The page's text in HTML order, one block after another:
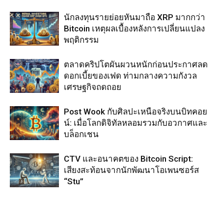
นักลงทุนรายย่อยหันมาถือ XRP มากกว่า
Bitcoin เหตุผลเบื้องหลังการเปลี่ยนแปลง
พฤติกรรม
ตลาดคริปโตผันผวนหนักก่อนประกาศลด
ดอกเบี้ยของเฟด ท่ามกลางความกังวล
เศรษฐกิจถดถอย
Post Wook กับศิลปะเหนือจริงบนบิทคอย
น์: เมื่อโลกดิจิทัลหลอมรวมกับอวกาศและ
บล็อกเชน
CTV และอนาคตของ Bitcoin Script:
เสียงสะท้อนจากนักพัฒนาโอเพนซอร์ส
“Stu”